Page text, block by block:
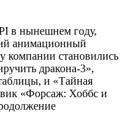
в нынешнем году,
анимационный
компании становились
дракона-3»,
и «Тайная
«Форсаж: Хоббс и